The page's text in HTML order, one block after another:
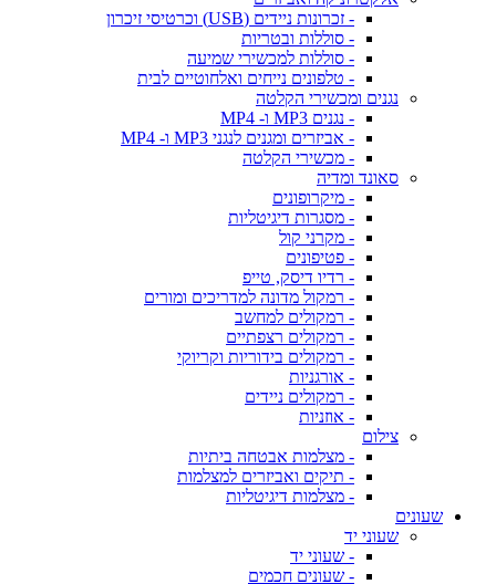
- זכרונות ניידים (USB) וכרטיסי זיכרון
- סוללות ובטריות
- סוללות למכשירי שמיעה
- טלפונים נייחים ואלחוטיים לבית
נגנים ומכשירי הקלטה
- נגנים MP3 ו- MP4
- אביזרים ומגנים לנגני MP3 ו- MP4
- מכשירי הקלטה
סאונד ומדיה
- מיקרופונים
- מסגרות דיגיטליות
- מקרני קול
- פטיפונים
- רדיו דיסק, טייפ
- רמקול מדונה למדריכים ומורים
- רמקולים למחשב
- רמקולים רצפתיים
- רמקולים בידוריות וקריוקי
- אורגניות
- רמקולים ניידים
- אוזניות
צילום
- מצלמות אבטחה ביתיות
- תיקים ואביזרים למצלמות
- מצלמות דיגיטליות
שעונים
שעוני יד
- שעוני יד
- שעונים חכמים